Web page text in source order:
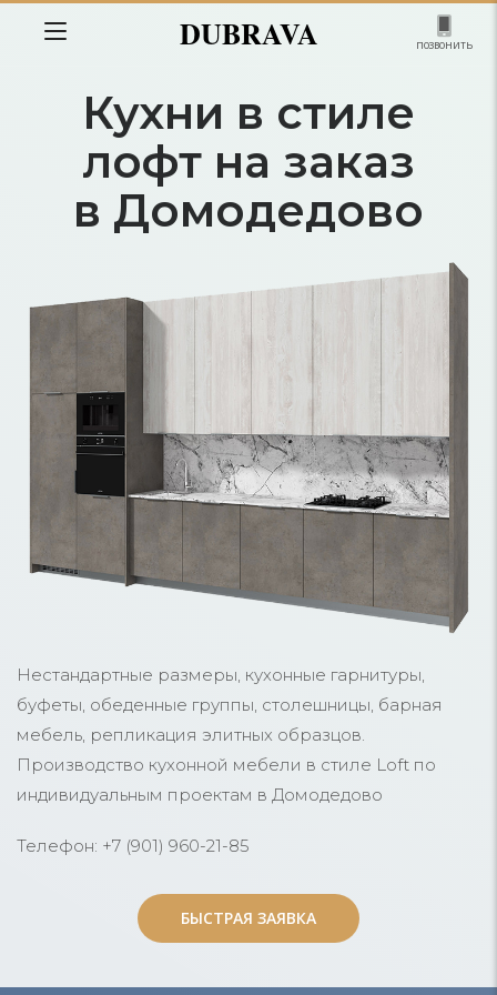
DUBRAVA позвонить
Кухни в стиле
лофт на заказ
в Домодедово
Нестандартные размеры, кухонные гарнитуры,
буфеты, обеденные группы, столешницы, барная
мебель, репликация элитных образцов.
Производство кухонной мебели в стиле Loft по
индивидуальным проектам в Домодедово
Телефон: +7 (901) 960-21-85
БЫСТРАЯ ЗАЯВКА
БЫСТРАЯ ЗАЯВКА